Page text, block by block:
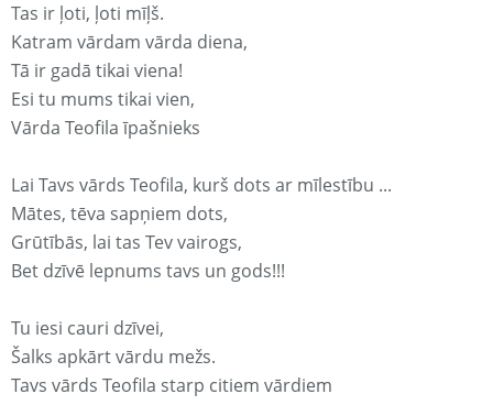
Tas ir ļoti, ļoti mīļš.
Katram vārdam vārda diena,
Tā ir gadā tikai viena!
Esi tu mums tikai vien,
Vārda Teofila īpašnieks
Lai Tavs vārds Teofila, kurš dots ar mīlestību ...
Mātes, tēva sapņiem dots,
Grūtībās, lai tas Tev vairogs,
Bet dzīvē lepnums tavs un gods!!!
Tu iesi cauri dzīvei,
Šalks apkārt vārdu mežs.
Tavs vārds Teofila starp citiem vārdiem